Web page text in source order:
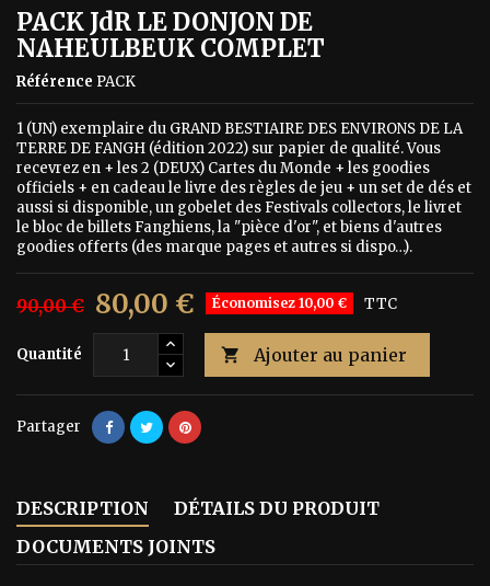
PACK JdR LE DONJON DE
NAHEULBEUK COMPLET
Référence PACK
1 (UN) exemplaire du GRAND BESTIAIRE DES ENVIRONS DE LA
TERRE DE FANGH (édition 2022) sur papier de qualité. Vous
recevrez en + les 2 (DEUX) Cartes du Monde + les goodies
officiels + en cadeau le livre des règles de jeu + un set de dés et
aussi si disponible, un gobelet des Festivals collectors, le livret
le bloc de billets Fanghiens, la "pièce d'or", et biens d'autres
goodies offerts (des marque pages et autres si dispo…).
90,00 € 80,00 € Économisez 10,00 € TTC
Quantité  Ajouter au panier
Partager
DESCRIPTION
DÉTAILS DU PRODUIT
DOCUMENTS JOINTS